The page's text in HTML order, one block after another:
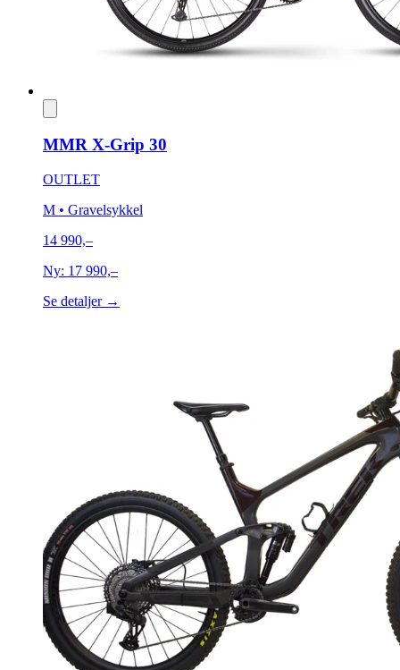
MMR X-Grip 30
OUTLET
M • Gravelsykkel
14 990,–
Ny: 17 990,–
Se detaljer →